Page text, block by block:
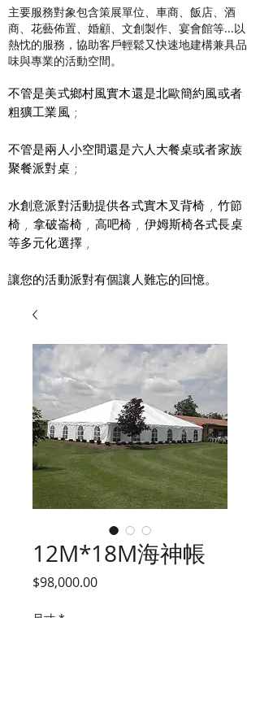
主要服務對象包含策展單位、車商、飯店、酒
商、花藝佈置、婚顧、文創製作、宴會館等...以
熱忱的服務，協助客戶輕鬆又快速地建構兼具品
味與專業的活動空間。
不管是美式鄉村風實木還是北歐簡約風或者
粗獷工業風 ;
不管是兩人小空間還是六人大餐桌或者家族
聚餐派對桌 ;
水創意派對活動提供各式實木叉背椅 , 竹節
椅 , 拿破崙椅 , 高吧椅 , 伊姆斯椅各式長桌
等多元化選擇 ,
讓您的活動派對有個讓人難忘的回憶。
12M*18M海神帳
$98,000.00價
尺寸 *